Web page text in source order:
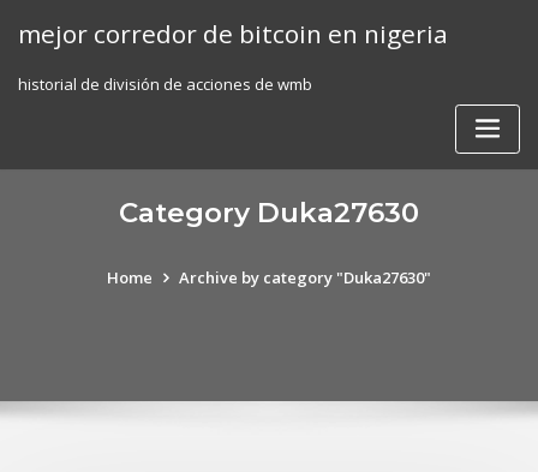
mejor corredor de bitcoin en nigeria
historial de división de acciones de wmb
Category Duka27630
Home Archive by category "Duka27630"